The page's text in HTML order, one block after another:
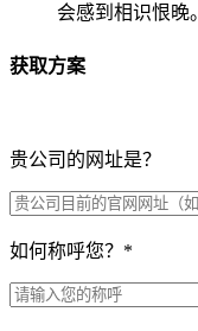
会感到相识恨晚。
获取方案
贵公司的网址是？
如何称呼您？ *